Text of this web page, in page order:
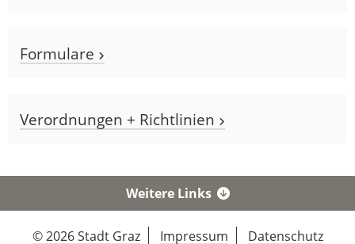
Formulare
Verordnungen + Richtlinien
Weitere Links
© 2026 Stadt Graz Impressum Datenschutz